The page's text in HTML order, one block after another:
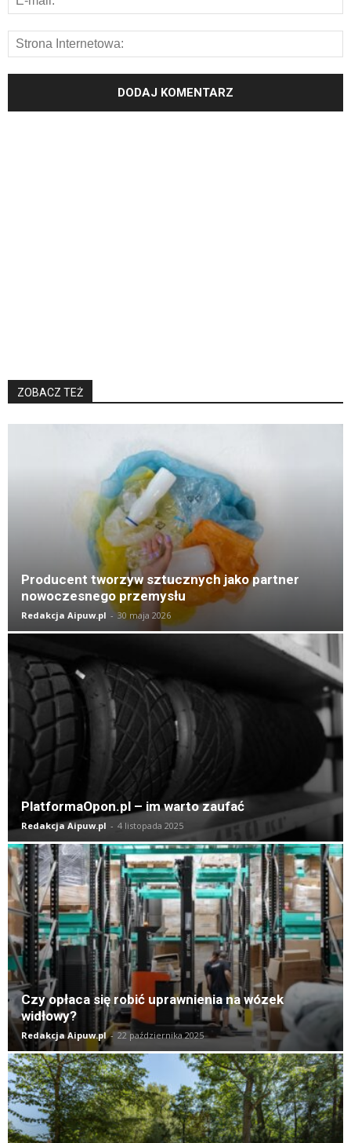
ZOBACZ TEŻ
Producent tworzyw sztucznych jako partner
nowoczesnego przemysłu
Redakcja Aipuw.pl - 30 maja 2026
PlatformaOpon.pl – im warto zaufać
Redakcja Aipuw.pl - 4 listopada 2025
Czy opłaca się robić uprawnienia na wózek
widłowy?
Redakcja Aipuw.pl - 22 października 2025